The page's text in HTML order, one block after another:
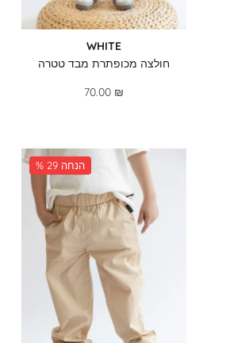
WHITE
חולצה מכופתרת מבד טטרה
70.00 ₪
% 29 הנחה